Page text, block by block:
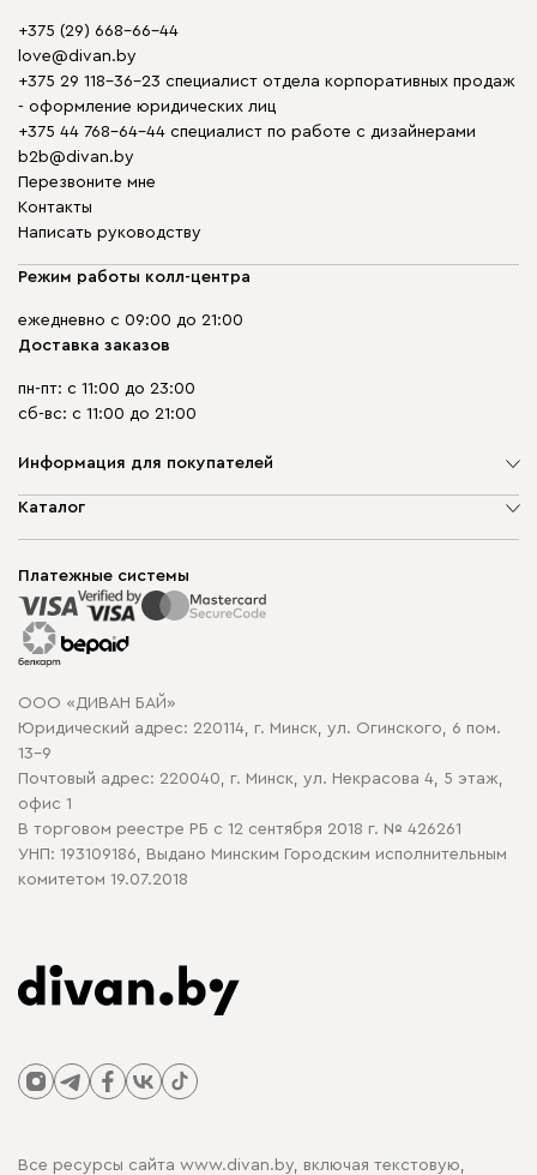
+375 (29) 668-66-44
love@divan.by
+375 29 118-36-23 специалист отдела корпоративных продаж
- оформление юридических лиц
+375 44 768-64-44 специалист по работе с дизайнерами
b2b@divan.by
Перезвоните мне
Контакты
Написать руководству
Режим работы колл-центра
ежедневно с 09:00 до 21:00
Доставка заказов
пн-пт: с 11:00 до 23:00
сб-вс: с 11:00 до 21:00
Информация для покупателей
О компании
Способы оплаты
Рассрочка и кредит
Гарантия
Карта сайта
Политика конфиденциальности
Политика в отношении обработки cookie
Каталог
Корпусная мебель
Распродажа мебели
Платежные системы
ООО «ДИВАН БАЙ»
Юридический адрес: 220114, г. Минск, ул. Огинского, 6 пом.
13-9
Почтовый адрес: 220040, г. Минск, ул. Некрасова 4, 5 этаж,
офис 1
В торговом реестре РБ с 12 сентября 2018 г. № 426261
УНП: 193109186, Выдано Минским Городским исполнительным
комитетом 19.07.2018
Все ресурсы сайта www.divan.by, включая текстовую,